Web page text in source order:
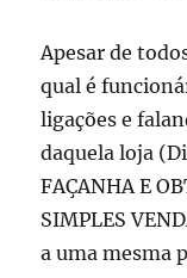
Apesar de
qual é
ligações e
daquela loja
FAÇANHA E
SIMPLES
a uma mesma